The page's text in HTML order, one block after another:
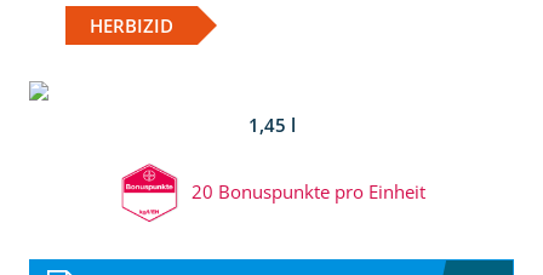
HERBIZID
1,45 l
20 Bonuspunkte pro Einheit